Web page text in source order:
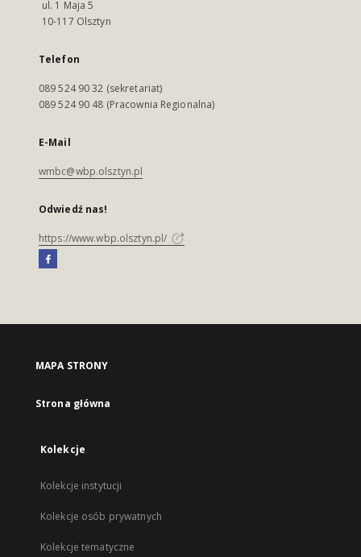
ul. 1 Maja 5
10-117 Olsztyn
Telefon
089 524 90 32 (sekretariat)
089 524 90 48 (Pracownia Regionalna)
E-Mail
wmbc@wbp.olsztyn.pl
Odwiedź nas!
https://www.wbp.olsztyn.pl/
MAPA STRONY
Strona główna
Kolekcje
Kolekcje instytucji
Kolekcje osób prywatnych
Kolekcje tematyczne